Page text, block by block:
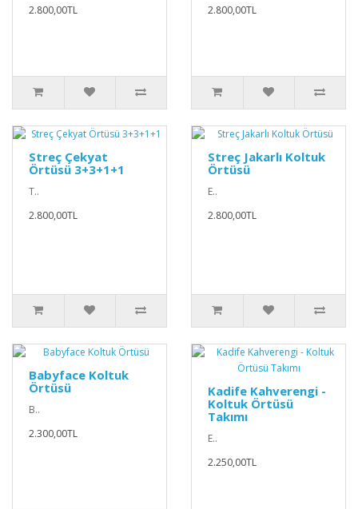
2.800,00TL
2.800,00TL
Streç Çekyat
Örtüsü 3+3+1+1
T..
2.800,00TL
Streç Jakarlı Koltuk
Örtüsü
E..
2.800,00TL
Babyface Koltuk
Örtüsü
B..
2.300,00TL
Kadife Kahverengi -
Koltuk Örtüsü
Takımı
E..
2.250,00TL